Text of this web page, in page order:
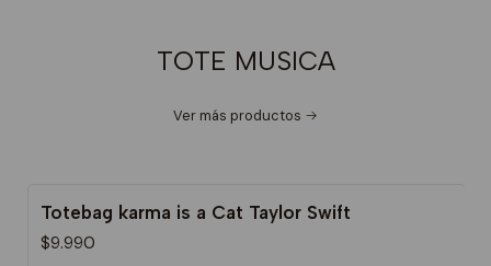
TOTE MUSICA
Ver más productos
Totebag karma is a Cat Taylor Swift
$9.990